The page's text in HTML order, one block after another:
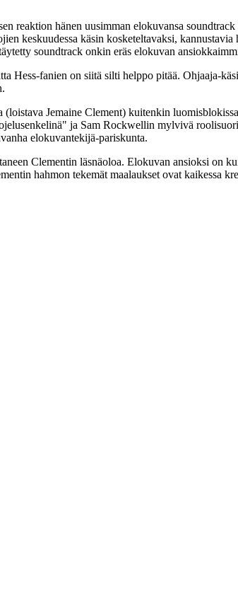
reaktion hänen uusimman elokuvansa
keskuudessa käsin kosketeltavaksi,
soundtrack onkin eräs elokuvan
Hess-fanien on siitä silti helppo pitää. Ohjaaja-
(loistava Jemaine Clement) kuitenkin
ja Sam Rockwellin mylvivä
elokuvantekijä-pariskunta.
Clementin läsnäoloa. Elokuvan ansioksi on
hahmon tekemät maalaukset ovat kaikessa